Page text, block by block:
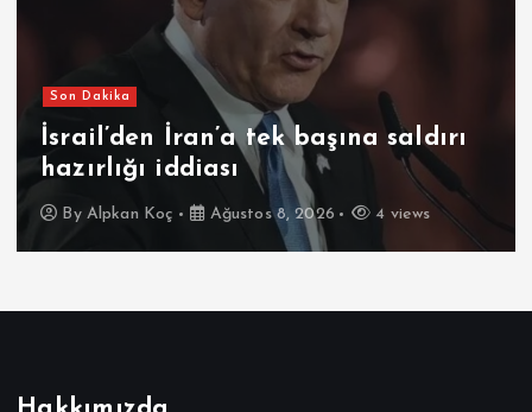
Son Dakika
İsrail’den İran’a tek başına saldırı
hazırlığı iddiası
By Alpkan Koç Ağustos 8, 2026 4 views